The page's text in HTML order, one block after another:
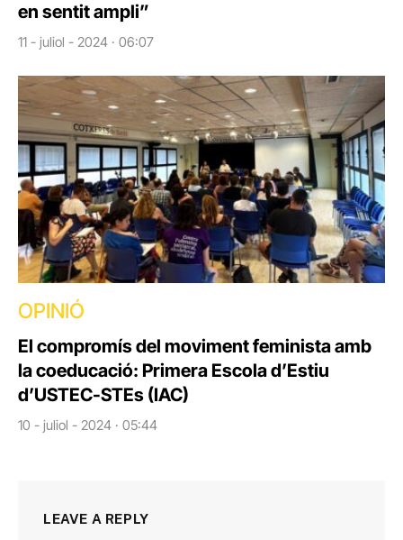
en sentit ampli”
11 - juliol - 2024 · 06:07
OPINIÓ
El compromís del moviment feminista amb
la coeducació: Primera Escola d’Estiu
d’USTEC-STEs (IAC)
10 - juliol - 2024 · 05:44
LEAVE A REPLY